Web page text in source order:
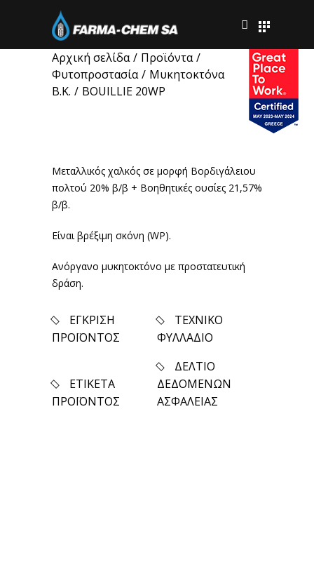
Αρχική σελίδα / Προϊόντα /
Φυτοπροστασία / Μυκητοκτόνα
Β.Κ. / BOUILLIE 20WP
Μεταλλικός χαλκός σε μορφή Βορδιγάλειου
πολτού 20% β/β + Βοηθητικές ουσίες 21,57%
β/β.
Είναι βρέξιμη σκόνη (WP).
Ανόργανο μυκητοκτόνο με προστατευτική
δράση.
ΕΓΚΡΙΣΗ
ΠΡΟΪΟΝΤΟΣ
ΤΕΧΝΙΚΟ
ΦΥΛΛΑΔΙΟ
ΕΤΙΚΕΤΑ
ΠΡΟΪΟΝΤΟΣ
ΔΕΛΤΙΟ
ΔΕΔΟΜΕΝΩΝ
ΑΣΦΑΛΕΙΑΣ